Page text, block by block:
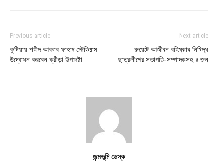
Previous article
কুষ্টিয়ায় শহীদ আবরার ফাহাদ স্টেডিয়াম
উদ্বোধন করবেন ক্রীড়া উপদেষ্টা
Next article
রুয়েটে আজীবন বহিষ্কার নিষিদ্ধ
ছাত্রলীগের সভাপতি-সম্পাদকসহ ৪ জন
জন্মভূমি ডেস্ক